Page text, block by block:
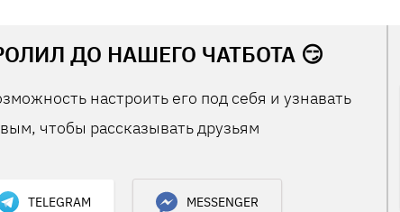
ДО НАШЕГО ЧАТБОТА 😏
настроить его под себя и узнавать
чтобы рассказывать друзьям
TELEGRAM MESSENGER